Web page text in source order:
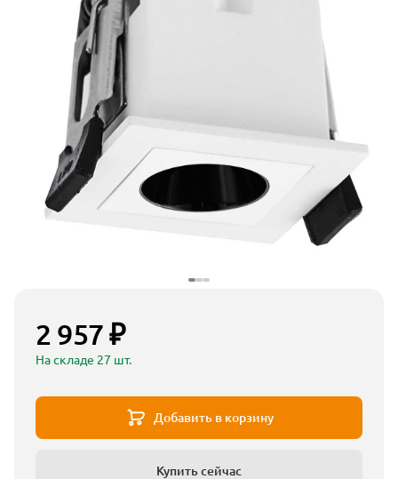
2 957 ₽
На складе 27 шт.
Добавить в корзину
Купить сейчас